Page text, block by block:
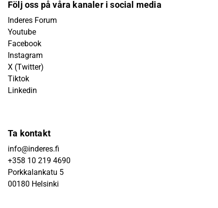
Följ oss på våra kanaler i social media
Inderes Forum
Youtube
Facebook
Instagram
X (Twitter)
Tiktok
Linkedin
Ta kontakt
info@inderes.fi
+358 10 219 4690
Porkkalankatu 5
00180 Helsinki